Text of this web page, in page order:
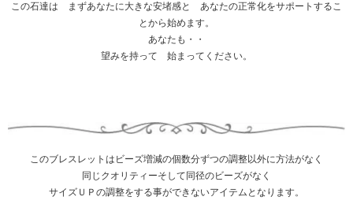
この石達は まずあなたに大きな安堵感と あなたの正常化をサポートするこ
とから始めます。
あなたも・・
望みを持って 始まってください。
このブレスレットはビーズ増減の個数分ずつの調整以外に方法がなく
同じクオリティーそして同径のビーズがなく
サイズＵＰの調整をする事ができないアイテムとなります。